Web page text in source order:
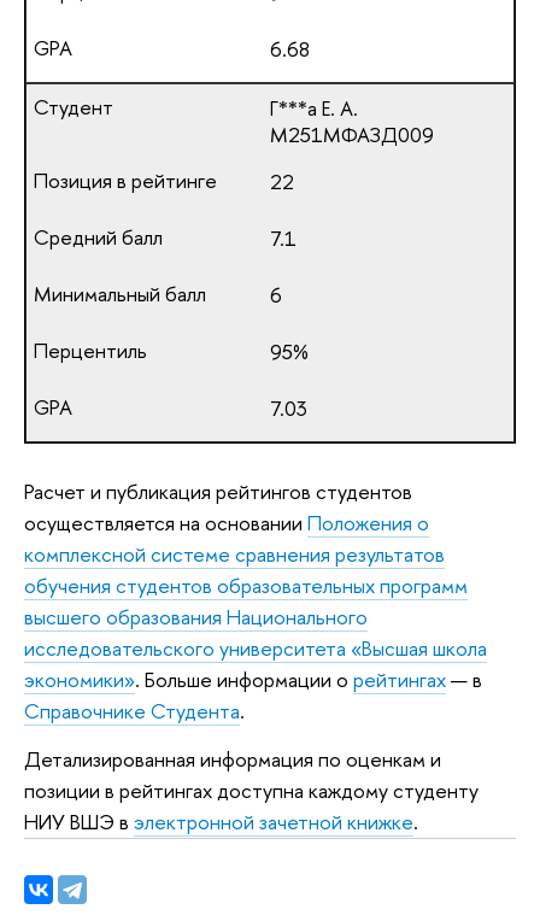
6.68
Г***а Е. А.
М251МФАЗД009
22
7.1
6
95%
7.03
Расчет и публикация рейтингов студентов
осуществляется на основании Положения о
комплексной системе сравнения результатов
обучения студентов образовательных программ
высшего образования Национального
исследовательского университета «Высшая школа
экономики». Больше информации о рейтингах— в
Справочнике Студента.
Детализированная информация по оценкам и
позиции в рейтингах доступна каждому студенту
НИУ ВШЭ в электронной зачетной книжке.